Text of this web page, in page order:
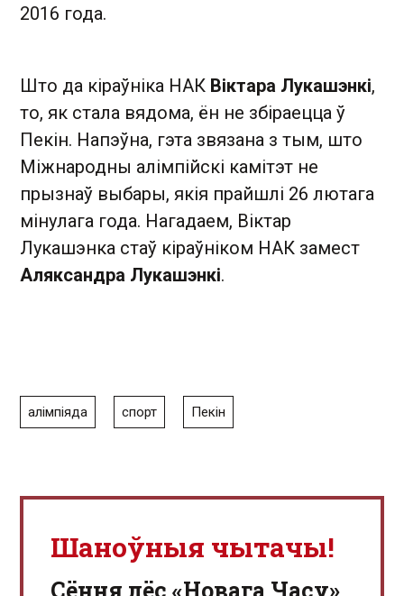
2016 года.
Што да кіраўніка НАК Віктара Лукашэнкі,
то, як стала вядома, ён не збіраецца ў
Пекін. Напэўна, гэта звязана з тым, што
Міжнародны алімпійскі камітэт не
прызнаў выбары, якія прайшлі 26 лютага
мінулага года. Нагадаем, Віктар
Лукашэнка стаў кіраўніком НАК замест
Аляксандра Лукашэнкі.
алімпіяда спорт Пекін
Шаноўныя чытачы!